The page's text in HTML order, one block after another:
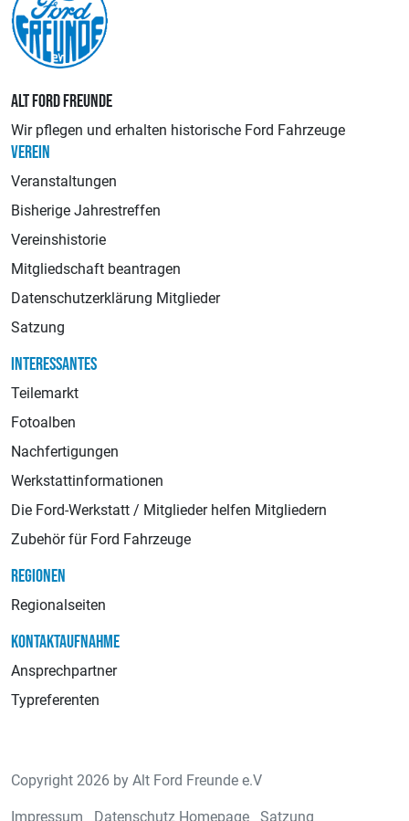
ALT FORD FREUNDE
Wir pflegen und erhalten historische Ford Fahrzeuge
VEREIN
Veranstaltungen
Bisherige Jahrestreffen
Vereinshistorie
Mitgliedschaft beantragen
Datenschutzerklärung Mitglieder
Satzung
INTERESSANTES
Teilemarkt
Fotoalben
Nachfertigungen
Werkstattinformationen
Die Ford-Werkstatt / Mitglieder helfen Mitgliedern
Zubehör für Ford Fahrzeuge
REGIONEN
Regionalseiten
KONTAKTAUFNAHME
Ansprechpartner
Typreferenten
Copyright 2026 by Alt Ford Freunde e.V
Impressum Datenschutz Homepage Satzung